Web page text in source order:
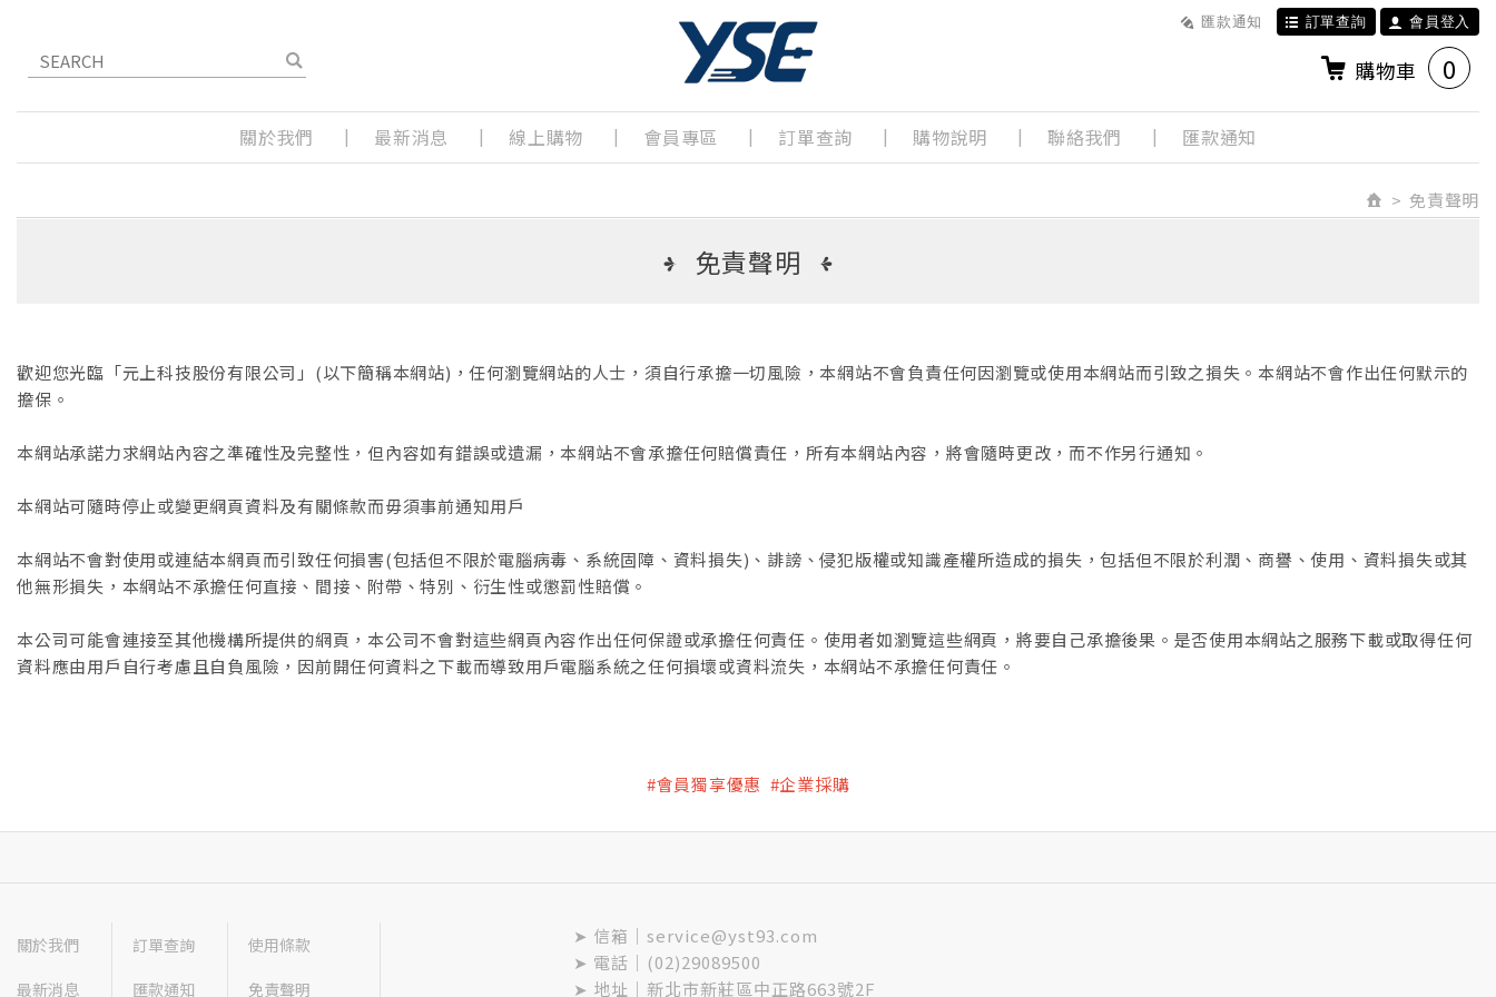
匯款通知 訂單查詢 會員登入
購物車 0
關於我們 最新消息 線上購物 會員專區 訂單查詢 購物說明 聯絡我們 匯款通知
免責聲明
免責聲明
歡迎您光臨「元上科技股份有限公司」(以下簡稱本網站)，任何瀏覽網站的人士，須自行承擔一切風險，本網站不會負責任何因瀏覽或使用本網站而引致之損失。本網站不會作出任何默示的
擔保。
本網站承諾力求網站內容之準確性及完整性，但內容如有錯誤或遺漏，本網站不會承擔任何賠償責任，所有本網站內容，將會隨時更改，而不作另行通知。
本網站可隨時停止或變更網頁資料及有關條款而毋須事前通知用戶
本網站不會對使用或連結本網頁而引致任何損害(包括但不限於電腦病毒、系統固障、資料損失)、誹謗、侵犯版權或知識產權所造成的損失，包括但不限於利潤、商譽、使用、資料損失或其
他無形損失，本網站不承擔任何直接、間接、附帶、特別、衍生性或懲罰性賠償。
本公司可能會連接至其他機構所提供的網頁，本公司不會對這些網頁內容作出任何保證或承擔任何責任。使用者如瀏覽這些網頁，將要自己承擔後果。是否使用本網站之服務下載或取得任何
資料應由用戶自行考慮且自負風險，因前開任何資料之下載而導致用戶電腦系統之任何損壞或資料流失，本網站不承擔任何責任。
#會員獨享優惠 #企業採購
關於我們
最新消息
訂單查詢
匯款通知
使用條款
免責聲明
➤ 信箱｜service@yst93.com
➤ 電話｜(02)29089500
➤ 地址｜新北市新莊區中正路663號2F